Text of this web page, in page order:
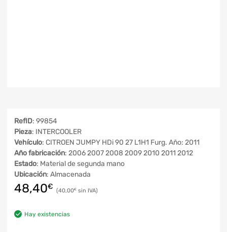
RefID: 99854
Pieza: INTERCOOLER
Vehículo: CITROEN JUMPY HDi 90 27 L1H1 Furg. Año: 2011
Año fabricación: 2006 2007 2008 2009 2010 2011 2012
Estado: Material de segunda mano
Ubicación: Almacenada
48,40€ 40,00€
Hay existencias